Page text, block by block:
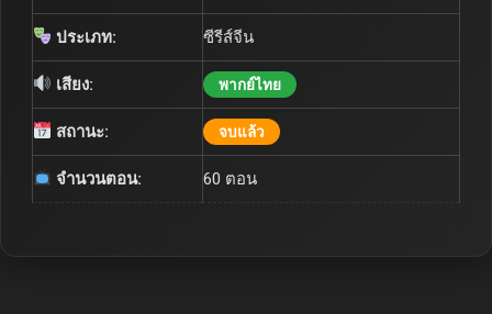
ประเภท: ซีรีส์จีน
เสียง: พากย์ไทย
สถานะ: จบแล้ว
จำนวนตอน: 60 ตอน